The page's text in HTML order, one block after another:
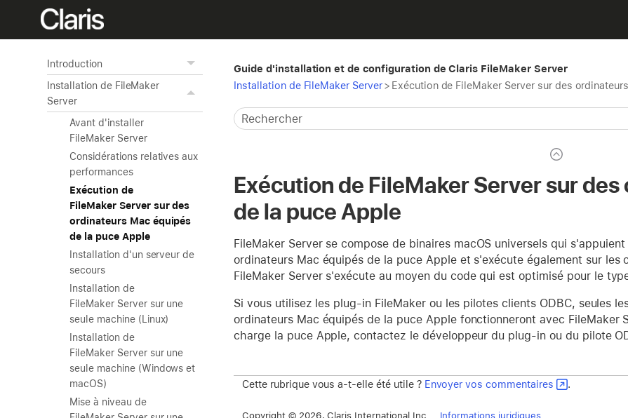
Introduction
Installation de FileMaker
Server
Avant d'installer
FileMaker Server
Considérations relatives aux
performances
Exécution de
FileMaker Server sur des
ordinateurs Mac équipés
de la puce Apple
Installation d'un serveur de
secours
Installation de
FileMaker Server sur une
seule machine (Linux)
Installation de
FileMaker Server sur une
seule machine (Windows et
macOS)
Mise à niveau de
Guide d'installation et de configuration de Claris FileMaker Server
Installation de FileMaker Server> Exécution de FileMaker Server sur des
Exécution de FileMaker Server sur
de la puce Apple
FileMaker Server se compose de binaires macOS universels qui
ordinateurs Mac équipés de la puce Apple et s'exécute également sur les
FileMaker Server s'exécute au moyen du code qui est optimisé pour le
Si vous utilisez les plug-in FileMaker ou les pilotes clients ODBC, seules
ordinateurs Mac équipés de la puce Apple fonctionneront avec FileMaker
charge la puce Apple, contactez le développeur du plug-in ou du pilote
Cette rubrique vous a-t-elle été utile ? Envoyer vos commentaires .
Copyright © 2026, Claris International Inc. Informations juridiques